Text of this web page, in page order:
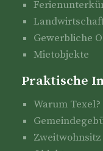
Gewerbliche
Mietobjekte
Praktische
Warum Texel?